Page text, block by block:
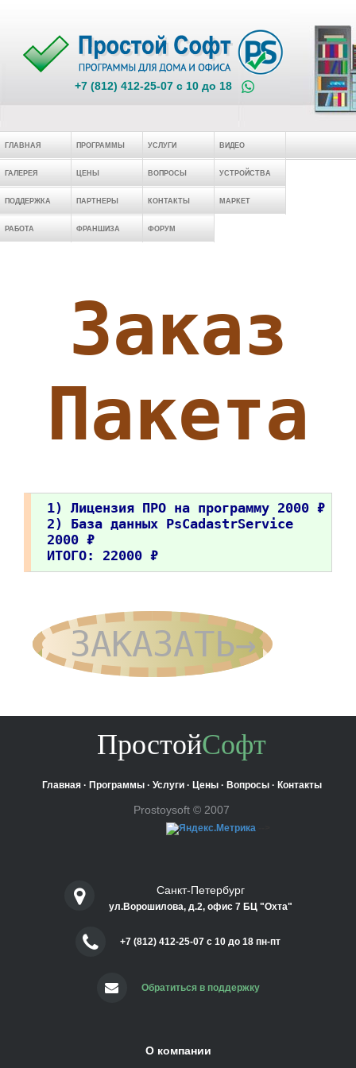
+7 (812) 412-25-07 c 10 до 18
ГЛАВНАЯ ПРОГРАММЫ УСЛУГИ ВИДЕО
ГАЛЕРЕЯ ЦЕНЫ ВОПРОСЫ УСТРОЙСТВА
ПОДДЕРЖКА ПАРТНЕРЫ КОНТАКТЫ МАРКЕТ
РАБОТА ФРАНШИЗА ФОРУМ
Заказ
Пакета
1) Лицензия ПРО на программу 2000 ₽
2) База данных PsCadastrService
2000 ₽
ИТОГО: 22000 ₽
ЗАКАЗАТЬ→
ПростойСофт
Главная· Программы· Услуги· Цены· Вопросы· Контакты
Prostoysoft © 2007
Санкт-Петербург
ул.Ворошилова, д.2, офис 7 БЦ "Охта"
+7 (812) 412-25-07 c 10 до 18 пн-пт
Обратиться в поддержку
О компании